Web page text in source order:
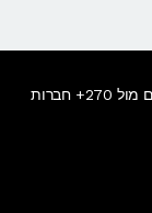
© כל הזכויות שמורות – Railways – השוואת מחירים מול 270+ חברות